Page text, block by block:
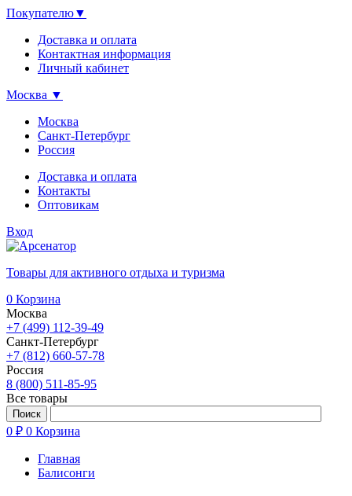
Покупателю▼
Доставка и оплата
Контактная информация
Личный кабинет
Москва ▼
Москва
Санкт-Петербург
Россия
Доставка и оплата
Контакты
Оптовикам
Вход
Товары для активного отдыха и туризма
0 Корзина
Москва
+7 (499) 112-39-49
Санкт-Петербург
+7 (812) 660-57-78
Россия
8 (800) 511-85-95
Все товары
0 ₽ 0 Корзина
Главная
Балисонги